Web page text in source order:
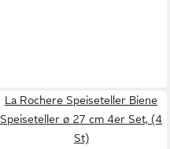
La Rochere Speiseteller Biene
Speiseteller ø 27 cm 4er Set, (4
St)